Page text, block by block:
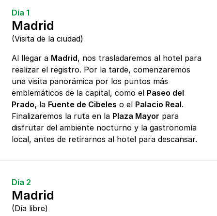
Día 1
Madrid
(Visita de la ciudad)
Al llegar a Madrid, nos trasladaremos al hotel para
realizar el registro. Por la tarde, comenzaremos
una visita panorámica por los puntos más
emblemáticos de la capital, como el Paseo del
Prado, la Fuente de Cibeles o el Palacio Real.
Finalizaremos la ruta en la Plaza Mayor para
disfrutar del ambiente nocturno y la gastronomía
local, antes de retirarnos al hotel para descansar.
Día 2
Madrid
(Día libre)